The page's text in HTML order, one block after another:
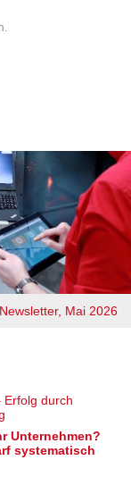
Mai 2026
Erfolg durch
Unternehmen?
systematisch